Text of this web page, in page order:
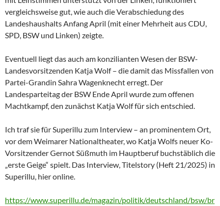
vergleichsweise gut, wie auch die Verabschiedung des
Landeshaushalts Anfang April (mit einer Mehrheit aus CDU,
SPD, BSW und Linken) zeigte.
Eventuell liegt das auch am konzilianten Wesen der BSW-
Landesvorsitzenden Katja Wolf – die damit das Missfallen von
Partei-Grandin Sahra Wagenknecht erregt. Der
Landesparteitag der BSW Ende April wurde zum offenen
Machtkampf, den zunächst Katja Wolf für sich entschied.
Ich traf sie für Superillu zum Interview – an prominentem Ort,
vor dem Weimarer Nationaltheater, wo Katja Wolfs neuer Ko-
Vorsitzender Gernot Süßmuth im Hauptberuf buchstäblich die
„erste Geige“ spielt. Das Interview, Titelstory (Heft 21/2025) in
Superillu, hier online.
https://www.superillu.de/magazin/politik/deutschland/bsw/br